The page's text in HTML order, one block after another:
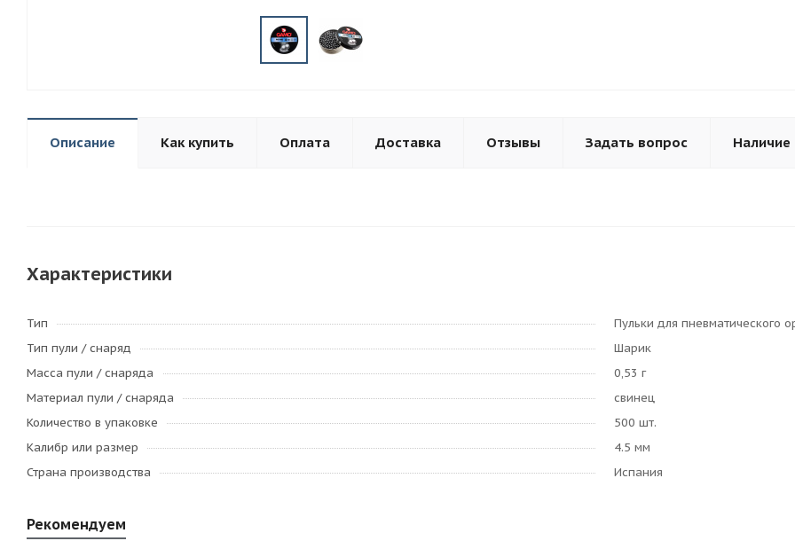
Описание Как купить Оплата Доставка Отзывы Задать вопрос Наличие
Характеристики
Тип
Пульки для пневматического
Тип пули / cнаряд
Шарик
Масса пули / снаряда
0,53 г
Материал пули / снаряда
свинец
Количество в упаковке
500 шт.
Калибр или размер
4.5 мм
Страна производства
Испания
Рекомендуем